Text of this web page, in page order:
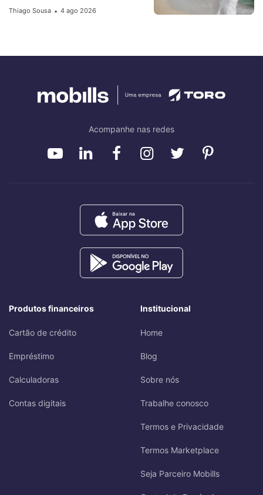
Thiago Sousa • 4 ago 2026
Acompanhe nas redes
Produtos financeiros
Cartão de crédito
Empréstimo
Calculadoras
Contas digitais
Institucional
Home
Blog
Sobre nós
Trabalhe conosco
Termos e Privacidade
Termos Marketplace
Seja Parceiro Mobills